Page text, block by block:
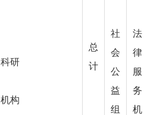
总
计
科研
机构
社
会
公
益
组
法
律
服
务
机